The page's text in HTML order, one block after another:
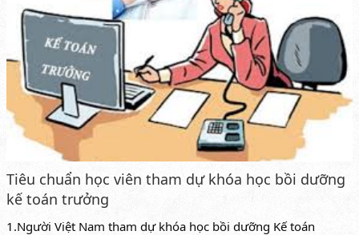
Tiêu chuẩn học viên tham dự khóa học bồi dưỡng
kế toán trưởng
1.Người Việt Nam tham dự khóa học bồi dưỡng Kế toán